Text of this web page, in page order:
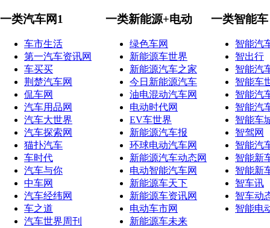
一类汽车网1
车市生活
第一汽车资讯网
车买买
荆楚汽车网
侃车网
汽车用品网
汽车大世界
汽车探索网
猫扑汽车
车时代
汽车与你
中车网
汽车经纬网
车之道
汽车世界周刊
一类新能源+电动
绿色车网
新能源车世界
新能源汽车之家
今日新能源汽车
油电混动汽车网
电动时代网
EV车世界
新能源汽车报
环球电动汽车网
新能源汽车动态网
电动智能汽车网
新能源车天下
新能源车资讯网
电动车市网
新能源车未来
一类智能车
智能汽
智出行
智能汽
智能车
智能汽
智能汽
智能车
智驾网
智能汽
智能新
智能新
智车讯
智车动
智能电